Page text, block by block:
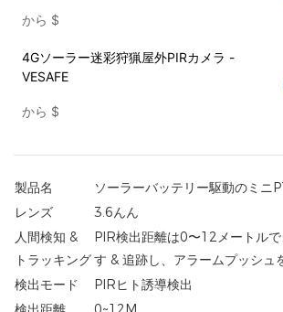
から $
4Gソーラー迷彩狩猟屋外PIRカメラ -
VESAFE
から $
製品名
ソーラーバッテリー駆動のミニ
レンズ
3.6んん
人間検知 &
トラッキング
PIR検出距離は0〜12メートル
す & 追跡し、アラームプッシュ
検出モード
PIRヒト誘導検出